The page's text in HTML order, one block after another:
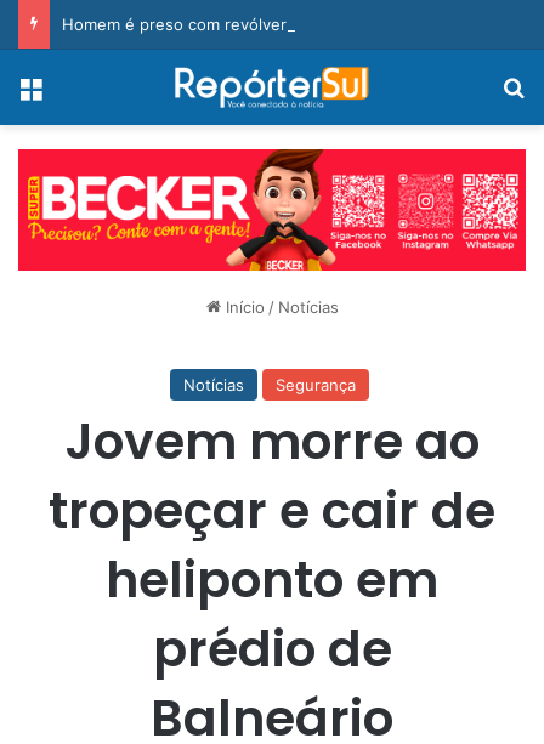
Menu
Início / Notícias
Notícias Segurança
Jovem morre ao
tropeçar e cair de
heliponto em
prédio de
Balneário